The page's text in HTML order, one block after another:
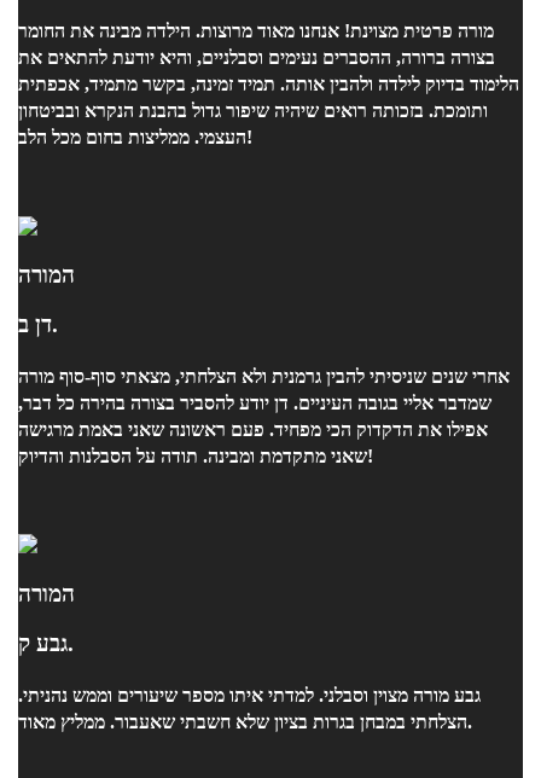
מורה פרטית מצוינת! אנחנו מאוד מרוצות. הילדה מבינה את החומר
בצורה ברורה, ההסברים נעימים וסבלניים, והיא יודעת להתאים את
הלימוד בדיוק לילדה ולהבין אותה. תמיד זמינה, בקשר מתמיד, אכפתית
ותומכת. בזכותה רואים שיהיה שיפור גדול בהבנת הנקרא ובביטחון
העצמי. ממליצות בחום מכל הלב!
המורה
דן ב.
אחרי שנים שניסיתי להבין גרמנית ולא הצלחתי, מצאתי סוף-סוף מורה
שמדבר אליי בגובה העיניים. דן יודע להסביר בצורה בהירה כל דבר,
אפילו את הדקדוק הכי מפחיד. פעם ראשונה שאני באמת מרגישה
שאני מתקדמת ומבינה. תודה על הסבלנות והדיוק!
המורה
גבע ק.
גבע מורה מצוין וסבלני. למדתי איתו מספר שיעורים וממש נהניתי.
הצלחתי במבחן בגרות בציון שלא חשבתי שאעבור. ממליץ מאוד.